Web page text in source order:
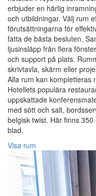
erbjuder en härlig
och utbildningar. Välj rum
förutsättningarna för
fatta de bästa besluten.
ljusinsläpp från flera
och support på plats.
skrivtavla, skärm eller
Alla rum kan kompletteras
Hotellets populära
uppskattade
med sött och salt,
belgisk twist. Här finns
blad.
Visa rum